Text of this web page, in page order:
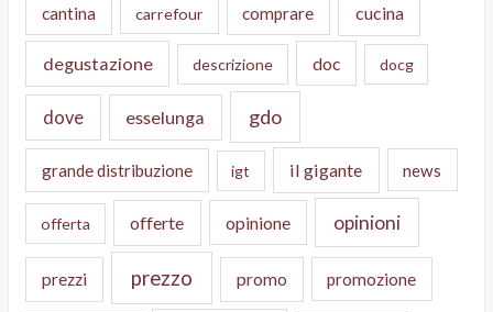
cantina carrefour comprare cucina
degustazione descrizione doc docg
dove esselunga gdo
grande distribuzione igt il gigante news
offerta offerte opinione opinioni
prezzi prezzo promo promozione